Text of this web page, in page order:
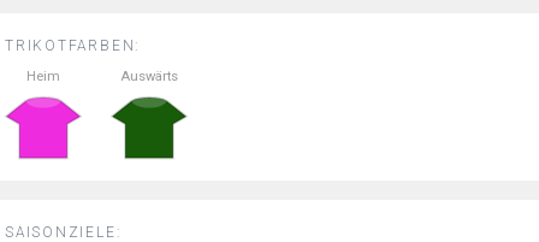
TRIKOTFARBEN:
Heim Auswärts
SAISONZIELE: